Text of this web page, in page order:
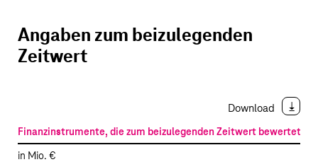
Angaben zum beizulegenden
Zeitwert
Download
Finanzinstrumente, die zum beizulegenden Zeitwert bewertet
in Mio. €